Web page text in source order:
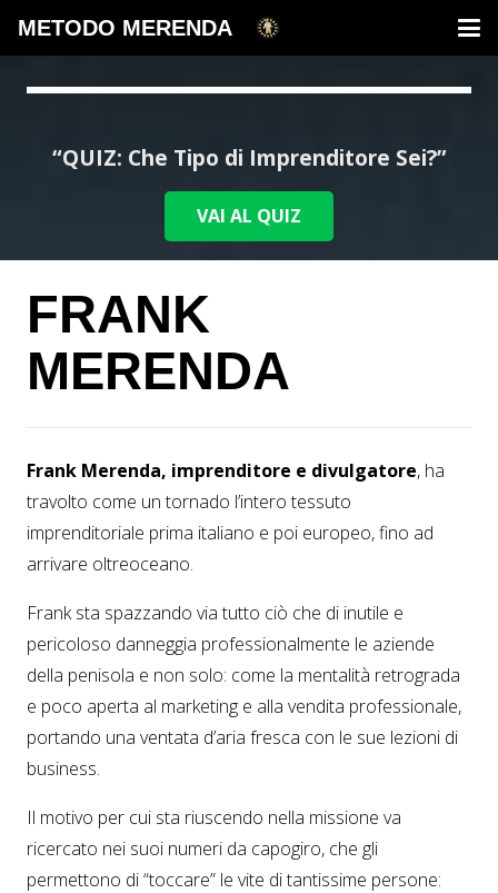
METODO MERENDA
“QUIZ: Che Tipo di Imprenditore Sei?”
VAI AL QUIZ
FRANK
MERENDA
Frank Merenda, imprenditore e divulgatore, ha
travolto come un tornado l’intero tessuto
imprenditoriale prima italiano e poi europeo, fino ad
arrivare oltreoceano.
Frank sta spazzando via tutto ciò che di inutile e
pericoloso danneggia professionalmente le aziende
della penisola e non solo: come la mentalità retrograda
e poco aperta al marketing e alla vendita professionale,
portando una ventata d’aria fresca con le sue lezioni di
business.
Il motivo per cui sta riuscendo nella missione va
ricercato nei suoi numeri da capogiro, che gli
permettono di “toccare” le vite di tantissime persone: